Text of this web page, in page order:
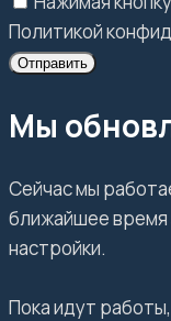
Политикой
Отправить
Мы
Сейчас мы
ближайшее
настройки.
Пока идут